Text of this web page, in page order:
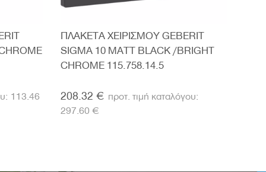
113.46
ΠΛΑΚΕΤΑ ΧΕΙΡΙΣΜΟΥ GEBERIT
SIGMA 10 MATT BLACK /BRIGHT
CHROME 115.758.14.5
208.32 €
297.60 €